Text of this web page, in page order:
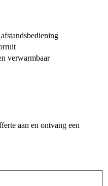
verwarmbaar
aan en ontvang een